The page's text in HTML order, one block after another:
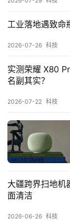
工业落地遇致命
2026-07-26 科技
实测荣耀 X80
名副其实？
2026-07-22 科技
大疆跨界扫地机
面清洁
2026-06-26 科技